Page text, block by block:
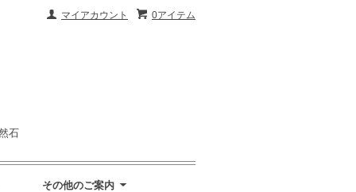
0アイテム
マイアカウント
石
その他のご案内